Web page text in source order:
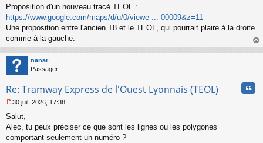
u
e
s
s
g
n
o
l
u
Proposition d'un nouveau tracé TEOL :
https://www.google.com/maps/d/u/0/viewe ... 00009&z=11
Une proposition entre l'ancien T8 et le TEOL, qui pourrait plaire à la droite
comme à la gauche.
au
nanar
Passager
Re: Tramway Express de l'Ouest Lyonnais (TEOL)
e
s
s
30 juil. 2026, 17:38
Salut,
Alec, tu peux préciser ce que sont les lignes ou les polygones
comportant seulement un numéro ?